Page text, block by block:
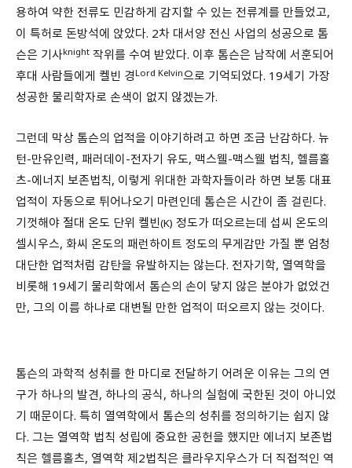
용하여 약한 전류도 민감하게 감지할 수 있는 전류계를 만들었고,
이 특허로 돈방석에 앉았다. 2차 대서양 전신 사업의 성공으로 톰
슨은 기사knight 작위를 수여 받았다. 이후 톰슨은 남작에 서훈되어
후대 사람들에게 켈빈 경Lord Kelvin으로 기억되었다. 19세기 가장
성공한 물리학자로 손색이 없지 않겠는가.
그런데 막상 톰슨의 업적을 이야기하려고 하면 조금 난감하다. 뉴
턴-만유인력, 패러데이-전자기 유도, 맥스웰-맥스웰 법칙, 헬름홀
츠-에너지 보존법칙, 이렇게 위대한 과학자들이라 하면 보통 대표
업적이 자동으로 튀어나오기 마련인데 톰슨은 시간이 좀 걸린다.
기껏해야 절대 온도 단위 켈빈(K) 정도가 떠오르는데 섭씨 온도의
셀시우스, 화씨 온도의 패런하이트 정도의 무게감만 가질 뿐 엄청
대단한 업적처럼 감탄을 유발하지는 않는다. 전자기학, 열역학을
비롯해 19세기 물리학에서 톰슨의 손이 닿지 않은 분야가 없었건
만, 그의 이름 하나로 대변될 만한 업적이 떠오르지 않는 것이다.
톰슨의 과학적 성취를 한 마디로 전달하기 어려운 이유는 그의 연
구가 하나의 발견, 하나의 공식, 하나의 실험에 국한된 것이 아니었
기 때문이다. 특히 열역학에서 톰슨의 성취를 정의하기는 쉽지 않
다. 그는 열역학 법칙 성립에 중요한 공헌을 했지만 에너지 보존법
칙은 헬름홀츠, 열역학 제2법칙은 클라우지우스가 더 직접적인 역